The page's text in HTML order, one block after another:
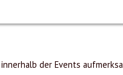
der Events